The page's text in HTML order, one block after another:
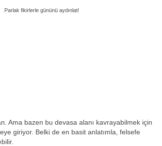
Parlak fikirlerle gününü aydınlat!
Ama bazen bu devasa alanı kavrayabilmek için
giriyor. Belki de en basit anlatımla, felsefe